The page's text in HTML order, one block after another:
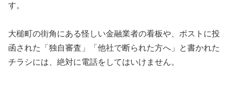
す。
大槌町の街角にある怪しい金融業者の看板や、ポストに投
函された「独自審査」「他社で断られた方へ」と書かれた
チラシには、絶対に電話をしてはいけません。